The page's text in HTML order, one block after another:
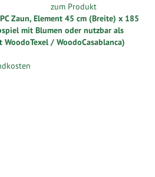
zum Produkt
Zaun, Element 45 cm (Breite) x 185
mit Blumen oder nutzbar als
/ WoodoCasablanca)